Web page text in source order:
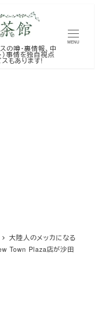
の噂・裏情報、中
）事情を独自視点
もあります!
MENU
大陸人のメッカになる
Town Plaza店が沙田